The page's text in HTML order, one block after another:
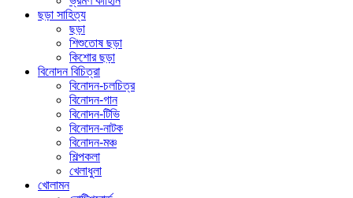
ছড়া সাহিত্য
ছড়া
শিশুতোষ ছড়া
কিশোর ছড়া
বিনোদন বিচিত্রা
বিনোদন-চলচিত্র
বিনোদন-গান
বিনোদন-টিভি
বিনোদন-নাটক
বিনোদন-মঞ্চ
শিল্পকলা
খেলাধুলা
খোলামন